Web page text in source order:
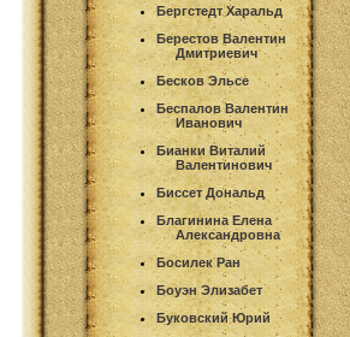
Бергстедт Харальд
Берестов Валентин
Дмитриевич
Бесков Эльсе
Беспалов Валентин
Иванович
Бианки Виталий
Валентинович
Биссет Дональд
Благинина Елена
Александровна
Босилек Ран
Боуэн Элизабет
Буковский Юрий